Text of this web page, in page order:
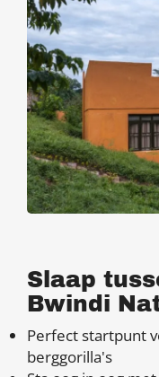
Slaap
Bwindi
Perfect startpunt
berggorilla's